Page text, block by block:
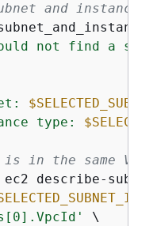
and instance
not find a
type:
in the same VPC
ec2 describe-
\